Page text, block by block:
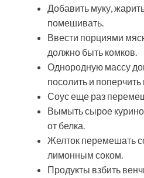
Добавить муку,
помешивать.
Ввести порциями
должно быть комков.
Однородную массу
посолить и поперчить
Соус еще раз
Вымыть сырое
от белка.
Желток перемешать
лимонным соком.
Продукты взбить